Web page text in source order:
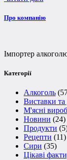
Про компанію
Імпортер
Категорії
Алкоголь
Виставки та
М'ясні
Новини (24)
Продукти
Рецепти (11)
Сири (35)
Цікаві